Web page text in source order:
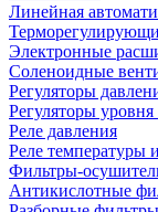
Линейная
Электронные
Соленоидные
Регуляторы
Регуляторы уровня
Реле давления
Реле температуры
Фильтры-
Антикислотные